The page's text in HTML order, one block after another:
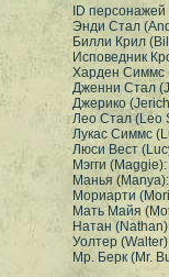
ID
Энди Стал
Билли Крил
Исповедник
Харден Симмс
Дженни Стал
Джерико
Лео Стал (Leo
Лукас Симмс
Люси Вест
Мэгги
Манья
Мориарти
Мать Майя
Натан
Уолтер
Мр. Берк (Mr.